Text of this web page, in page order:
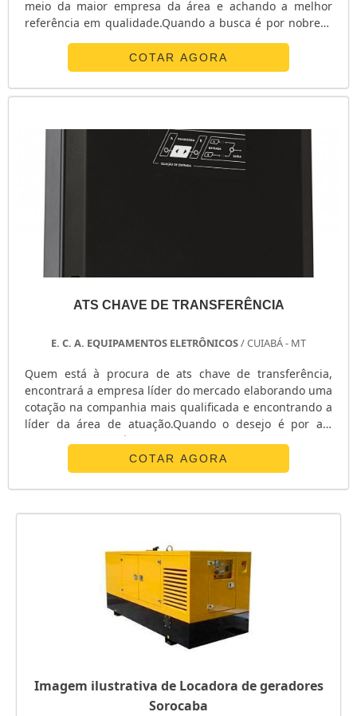
meio da maior empresa da área e achando a melhor
referência em qualidade.Quando a busca é por nobreak
Equipamentos Eletrônicos alcançará proteção com
soluções para sistemas críticos de energia.ALGUNS
DETALHES SOBRE O NOBREAK REDUNDANTEA E. C. A.
COTAR AGORA
ATS CHAVE DE TRANSFERÊNCIA
E. C. A. EQUIPAMENTOS ELETRÔNICOS/ CUIABÁ - MT
Quem está à procura de ats chave de transferência,
encontrará a empresa líder do mercado elaborando uma
cotação na companhia mais qualificada e encontrando a
líder da área de atuação.Quando o desejo é por ats
chave de transferência, com os profissionais da E. C. A.
Equipamentos Eletrônicos o cliente receberá
assertividade com pagamento acessível.UM POUCO MAIS
SOBRE ATS CHAVE DE TRANSFERÊNCIAA E. C. A.
COTAR AGORA
Imagem ilustrativa de Locadora de geradores
Sorocaba